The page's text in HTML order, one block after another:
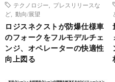
テクノロジー
プレスリリースな
ど
動向/展望
ロジスネクストが防爆仕様車
のフォークをフルモデルチェ
ンジ、オペレーターの快適性
向上図る